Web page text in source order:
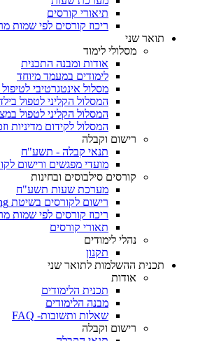
תיאורי קורסים
ריכוז קורסים לפי שמות
תואר שני
מסלולי לימוד
אודות ומבנה התכנית
לימודים במעמד מיוחד
מסלול אינטגרטיבי
המסלול הקליני לטפול
המסלול הקליני לטפול
המסלול לקידום מדיניות
רישום וקבלה
תנאי קבלה - תשע"ח
מועדי מפגשים ורישום
קורסים סילבוסים ובחינות
מערכת שעות תשע"ח
רישום לקורסים בשיטת Bidding
ריכוז קורסים לפי שמות
תאורי קורסים
נהלי לימודים
תקנון
תכנית ההשלמות לתואר שני
אודות
תכנית הלימודים
מבנה הלימודים
שאלות ותשובות- FAQ
רישום וקבלה